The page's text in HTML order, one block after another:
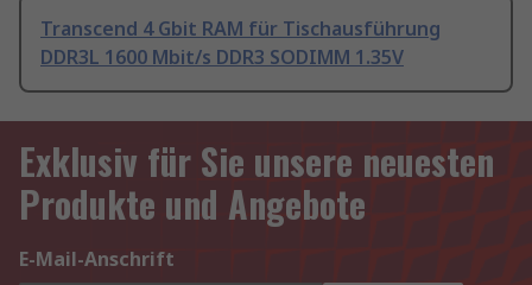
Transcend 4 Gbit RAM für Tischausführung
DDR3L 1600 Mbit/s DDR3 SODIMM 1.35V
Exklusiv für Sie unsere neuesten
Produkte und Angebote
E-Mail-Anschrift